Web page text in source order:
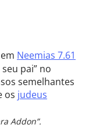
Neemias 7.61
pai” no
semelhantes
os judeus
Addon”.